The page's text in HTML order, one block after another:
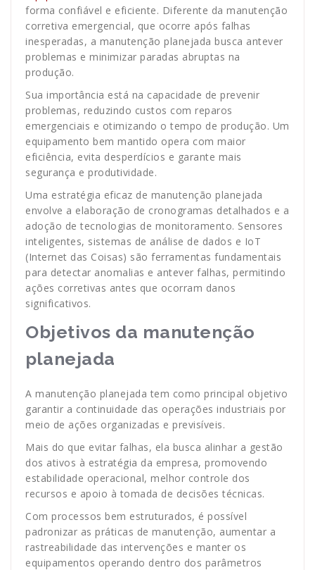
forma confiável e eficiente. Diferente da manutenção
corretiva emergencial, que ocorre após falhas
inesperadas, a manutenção planejada busca antever
problemas e minimizar paradas abruptas na
produção.
Sua importância está na capacidade de prevenir
problemas, reduzindo custos com reparos
emergenciais e otimizando o tempo de produção. Um
equipamento bem mantido opera com maior
eficiência, evita desperdícios e garante mais
segurança e produtividade.
Uma estratégia eficaz de manutenção planejada
envolve a elaboração de cronogramas detalhados e a
adoção de tecnologias de monitoramento. Sensores
inteligentes, sistemas de análise de dados e IoT
(Internet das Coisas) são ferramentas fundamentais
para detectar anomalias e antever falhas, permitindo
ações corretivas antes que ocorram danos
significativos.
Objetivos da manutenção
planejada
A manutenção planejada tem como principal objetivo
garantir a continuidade das operações industriais por
meio de ações organizadas e previsíveis.
Mais do que evitar falhas, ela busca alinhar a gestão
dos ativos à estratégia da empresa, promovendo
estabilidade operacional, melhor controle dos
recursos e apoio à tomada de decisões técnicas.
Com processos bem estruturados, é possível
padronizar as práticas de manutenção, aumentar a
rastreabilidade das intervenções e manter os
equipamentos operando dentro dos parâmetros